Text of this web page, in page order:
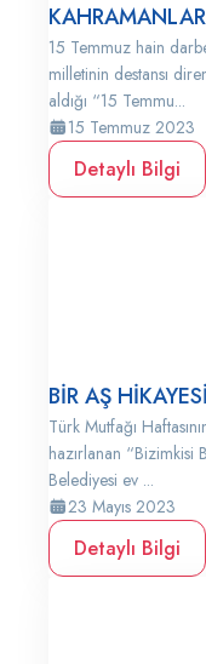
15 Temmuz hain
milletinin destansı
aldığı “15 Temmu...
15 Temmuz 2023
Detaylı Bilgi
BİR AŞ HİKAYESİ
Türk Mutfağı
hazırlanan “Bizimkisi
Belediyesi ev ...
23 Mayıs 2023
Detaylı Bilgi